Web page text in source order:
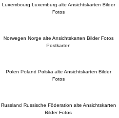
Luxembourg Luxemburg alte Ansichtskarten Bilder
Fotos
Norwegen Norge alte Ansichtskarten Bilder Fotos
Postkarten
Polen Poland Polska alte Ansichtskarten Bilder
Fotos
Russland Russische Föderation alte Ansichtskarten
Bilder Fotos